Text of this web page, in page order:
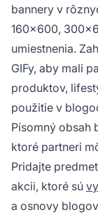
bannery v
160x600,
umiestnenia.
GIFy, aby mali
produktov,
použitie v
Písomný obsah
ktoré partneri
Pridajte
akcii, ktoré sú
a osnovy